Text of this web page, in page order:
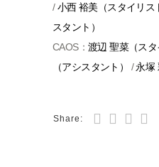
/小西 裕美（スタイリス
スタント）
CAOS： 渡辺 聖菜（スタ
（アシスタント）
/永塚
Share: